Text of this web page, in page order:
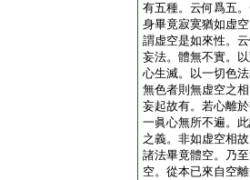
有五種。云何爲五
身畢竟寂寞猶如虚
謂虚空是如來性。
妄法。體無不實。
心生滅。以一切色
無色者則無虚空之
妄起故有。若心離
一眞心無所不遍。
之義。非如虚空相
諸法畢竟體空。乃
空。從本已來自空